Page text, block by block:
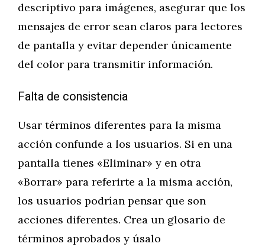
descriptivo para imágenes, asegurar que los
mensajes de error sean claros para lectores
de pantalla y evitar depender únicamente
del color para transmitir información.
Falta de consistencia
Usar términos diferentes para la misma
acción confunde a los usuarios. Si en una
pantalla tienes «Eliminar» y en otra
«Borrar» para referirte a la misma acción,
los usuarios podrían pensar que son
acciones diferentes. Crea un glosario de
términos aprobados y úsalo